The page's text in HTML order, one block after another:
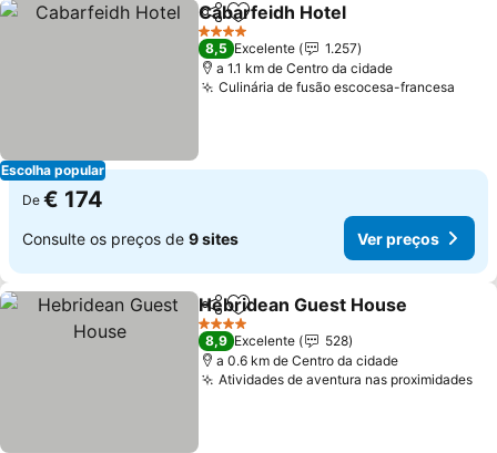
Escolha popular
PartilharAdicionar aos favoritos
Cabarfeidh Hotel
4 Estrelas
8,5 Excelente
1.257
a 1.1 km de Centro da cidade
Culinária de fusão escocesa-francesa
De € 174
Consulte os preços de 9 sites Ver preços
PartilharAdicionar aos favoritos
Hebridean Guest House
4 Estrelas
8,9 Excelente
528
a 0.6 km de Centro da cidade
Atividades de aventura nas proximidades